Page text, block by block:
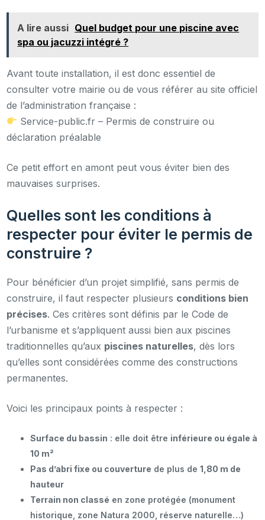
A lire aussi Quel budget pour une piscine avec
spa ou jacuzzi intégré ?
Avant toute installation, il est donc essentiel de
consulter votre mairie ou de vous référer au site officiel
de l’administration française :
Service-public.fr – Permis de construire ou
déclaration préalable
Ce petit effort en amont peut vous éviter bien des
mauvaises surprises.
Quelles sont les conditions à
respecter pour éviter le permis de
construire ?
Pour bénéficier d’un projet simplifié, sans permis de
construire, il faut respecter plusieurs conditions bien
précises. Ces critères sont définis par le Code de
l’urbanisme et s’appliquent aussi bien aux piscines
traditionnelles qu’aux piscines naturelles, dès lors
qu’elles sont considérées comme des constructions
permanentes.
Voici les principaux points à respecter :
Surface du bassin : elle doit être inférieure ou égale à
10 m²
Pas d’abri fixe ou couverture de plus de1,80 m de
hauteur
Terrain non classé en zone protégée (monument
historique, zone Natura 2000, réserve naturelle…)